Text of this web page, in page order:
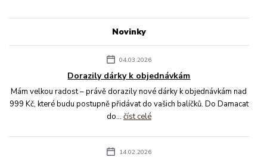
Novinky
04.03.2026
Dorazily dárky k objednávkám
Mám velkou radost – právě dorazily nové dárky k objednávkám nad
999 Kč, které budu postupně přidávat do vašich balíčků. Do Damacat
do... číst celé
14.02.2026